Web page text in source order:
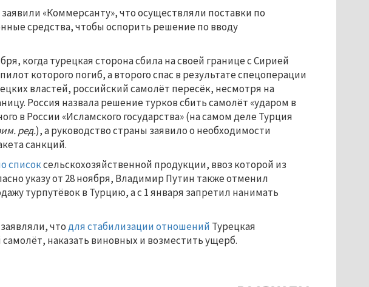
«Коммерсанту», что осуществляли поставки по
средства, чтобы оспорить решение по вводу
когда турецкая сторона сбила на своей границе с Сирией
которого погиб, а второго спас в результате спецоперации
властей, российский самолёт пересёк, несмотря на
Россия назвала решение турков сбить самолёт «ударом в
в России «Исламского государства» (на самом деле Турция
ред.), а руководство страны заявило о необходимости
санкций.
списоксельскохозяйственной продукции, ввоз которой из
указу от 28 ноября, Владимир Путин также отменил
турпутёвок в Турцию, а с 1 января запретил нанимать
чтодля стабилизации отношений Турецкая
наказать виновных и возместить ущерб.